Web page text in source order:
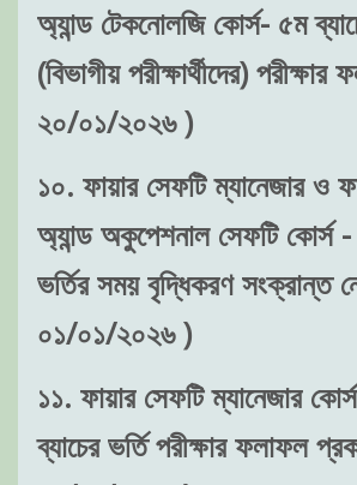
অ্যান্ড টেকনোলজি কোর্স- ৫ম
(বিভাগীয় পরীক্ষার্থীদের)
২০/০১/২০২৬ )
১০. ফায়ার সেফটি ম্যানেজার ও
অ্যান্ড অকুপেশনাল সেফটি কোর্স
ভর্তির সময় বৃদ্ধিকরণ সংক্রান্ত
০১/০১/২০২৬ )
১১. ফায়ার সেফটি ম্যানেজার
ব্যাচের ভর্তি পরীক্ষার ফলাফল